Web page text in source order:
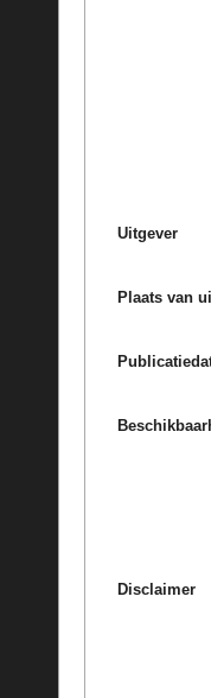
Uitgever
Plaats van
Disclaimer